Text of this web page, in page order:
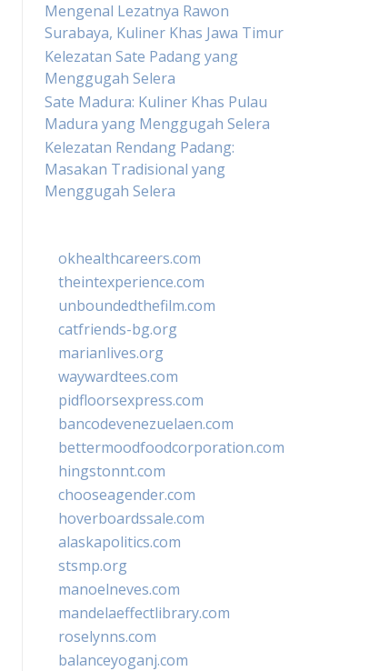
Mengenal Lezatnya Rawon
Surabaya, Kuliner Khas Jawa Timur
Kelezatan Sate Padang yang
Menggugah Selera
Sate Madura: Kuliner Khas Pulau
Madura yang Menggugah Selera
Kelezatan Rendang Padang:
Masakan Tradisional yang
Menggugah Selera
okhealthcareers.com
theintexperience.com
unboundedthefilm.com
catfriends-bg.org
marianlives.org
waywardtees.com
pidfloorsexpress.com
bancodevenezuelaen.com
bettermoodfoodcorporation.com
hingstonnt.com
chooseagender.com
hoverboardssale.com
alaskapolitics.com
stsmp.org
manoelneves.com
mandelaeffectlibrary.com
roselynns.com
balanceyoganj.com